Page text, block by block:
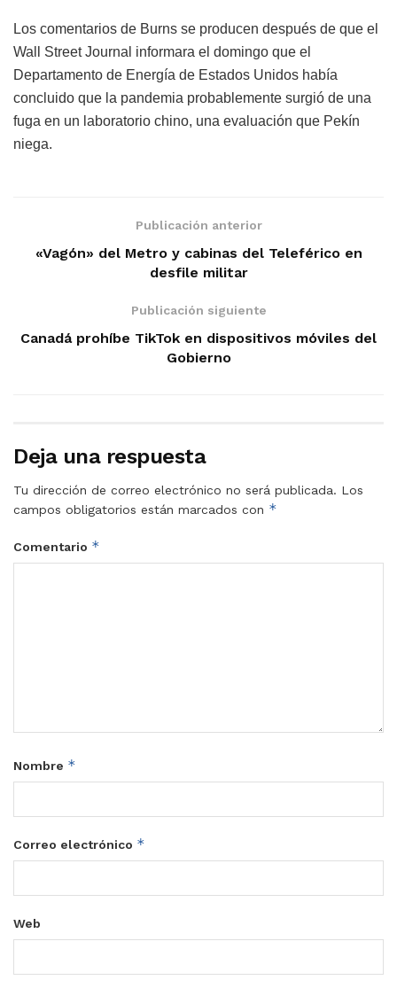
Los comentarios de Burns se producen después de que el
Wall Street Journal informara el domingo que el
Departamento de Energía de Estados Unidos había
concluido que la pandemia probablemente surgió de una
fuga en un laboratorio chino, una evaluación que Pekín
niega.
Publicación anterior
«Vagón» del Metro y cabinas del Teleférico en
desfile militar
Publicación siguiente
Canadá prohíbe TikTok en dispositivos móviles del
Gobierno
Deja una respuesta
Tu dirección de correo electrónico no será publicada. Los
campos obligatorios están marcados con *
Comentario *
Nombre *
Correo electrónico *
Web